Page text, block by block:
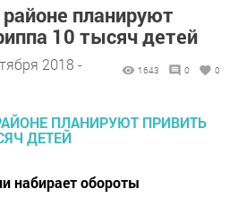
планируют
10 тысяч детей
2018 -
1643 0 0
набирает обороты